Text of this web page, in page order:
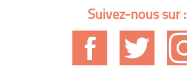
Suivez-nous sur :